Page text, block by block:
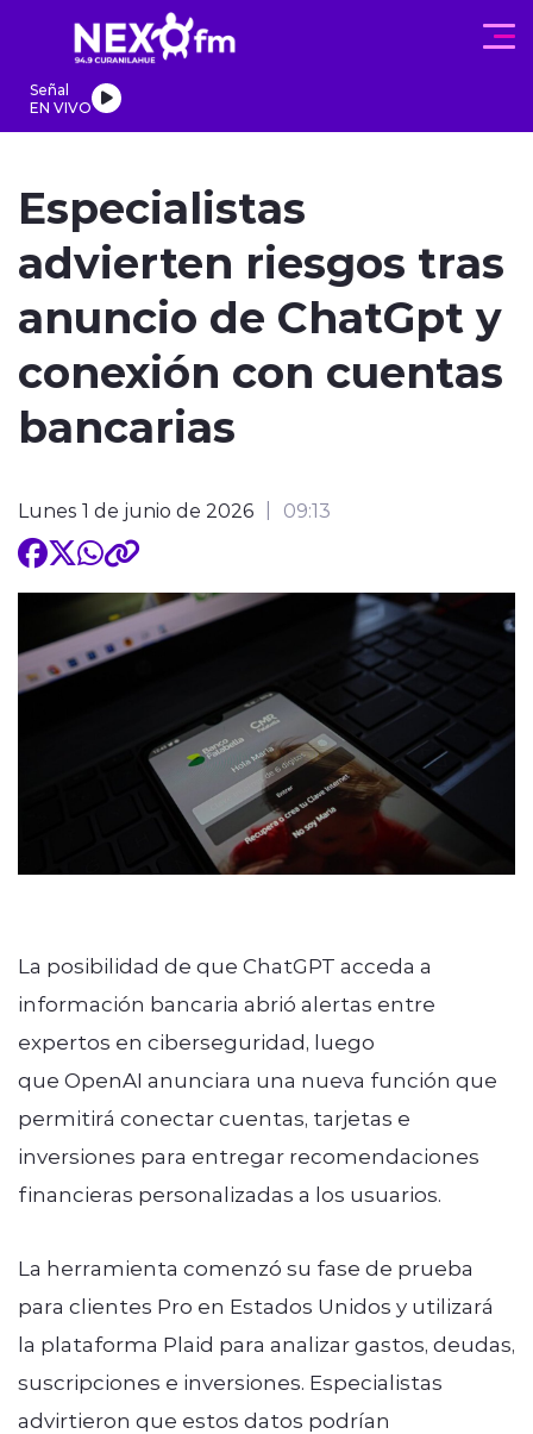
Click acá para ir directamente al contenido
Señal
EN VIVO
modo claro
Especialistas
advierten riesgos tras
anuncio de ChatGpt y
conexión con cuentas
bancarias
Lunes 1 de junio de 2026 09:13
La posibilidad de que ChatGPT acceda a
información bancaria abrió alertas entre
expertos en ciberseguridad, luego
que OpenAI anunciara una nueva función que
permitirá conectar cuentas, tarjetas e
inversiones para entregar recomendaciones
financieras personalizadas a los usuarios.
La herramienta comenzó su fase de prueba
para clientes Pro en Estados Unidos y utilizará
la plataforma Plaid para analizar gastos, deudas,
suscripciones e inversiones. Especialistas
advirtieron que estos datos podrían